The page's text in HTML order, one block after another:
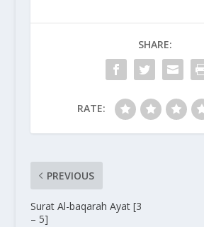
SHARE:
RATE:
PREVIOUS
Surat Al-baqarah Ayat [3
– 5]